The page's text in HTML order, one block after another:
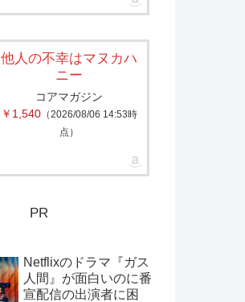
他人の不幸はマヌカハ
ニー
コアマガジン
￥1,540（2026/08/06 14:53時
点）
PR
Netflixのドラマ『ガス
人間』が面白いのに番
宣配信の出演者に困